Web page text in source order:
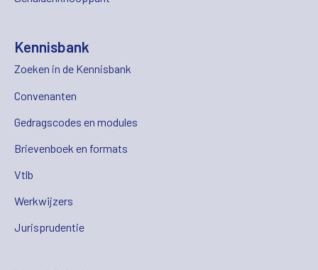
Kennisbank
Zoeken in de Kennisbank
Convenanten
Gedragscodes en modules
Brievenboek en formats
Vtlb
Werkwijzers
Jurisprudentie